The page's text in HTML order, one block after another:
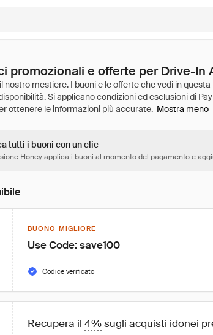
promozionali e offerte per Drive-In
Mostra meno
tutti i buoni con un clic
Honey applica i buoni al momento del pagamento e
BUONO MIGLIORE
Use Code: save100
Codice verificato
Recupera il 4% sugli acquisti idonei